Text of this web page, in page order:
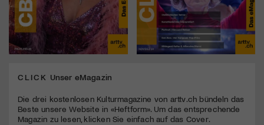
CLICK Unser eMagazin
Die drei kostenlosen Kulturmagazine von arttv.ch bündeln das
Beste unsere Website in «Heftform». Um das entsprechende
Magazin zu lesen, klicken Sie einfach auf das Cover.